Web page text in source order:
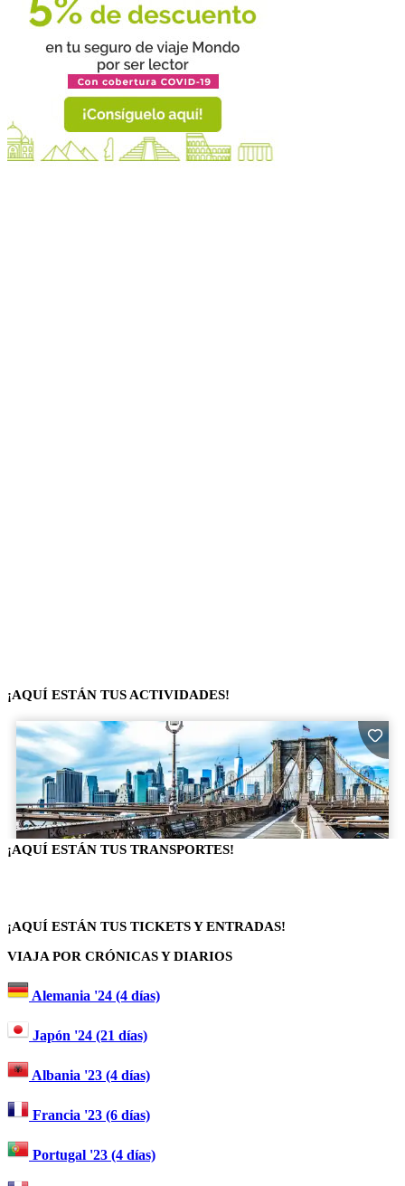
¡AQUÍ ESTÁN TUS ACTIVIDADES!
¡AQUÍ ESTÁN TUS TRANSPORTES!
¡AQUÍ ESTÁN TUS TICKETS Y ENTRADAS!
VIAJA POR CRÓNICAS Y DIARIOS
Alemania '24 (4 días)
Japón '24 (21 días)
Albania '23 (4 días)
Francia '23 (6 días)
Portugal '23 (4 días)